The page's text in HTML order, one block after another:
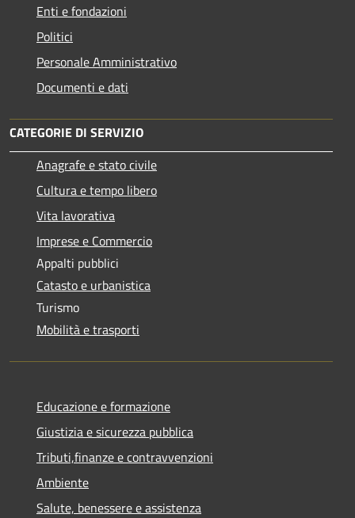
Enti e fondazioni
Politici
Personale Amministrativo
Documenti e dati
CATEGORIE DI SERVIZIO
Anagrafe e stato civile
Cultura e tempo libero
Vita lavorativa
Imprese e Commercio
Appalti pubblici
Catasto e urbanistica
Turismo
Mobilità e trasporti
Educazione e formazione
Giustizia e sicurezza pubblica
Tributi,finanze e contravvenzioni
Ambiente
Salute, benessere e assistenza